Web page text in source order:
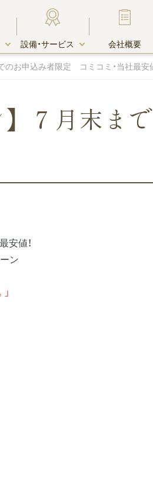
設備・サービス 会社概要
のお申込み者限定 コミコミ・当社最安
】７月末
安値！
ン